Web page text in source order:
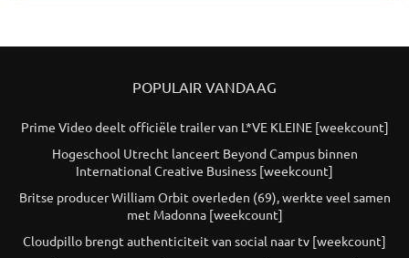
POPULAIR VANDAAG
Prime Video deelt officiële trailer van L*VE KLEINE [weekcount]
Hogeschool Utrecht lanceert Beyond Campus binnen
International Creative Business [weekcount]
Britse producer William Orbit overleden (69), werkte veel samen
met Madonna [weekcount]
Cloudpillo brengt authenticiteit van social naar tv [weekcount]